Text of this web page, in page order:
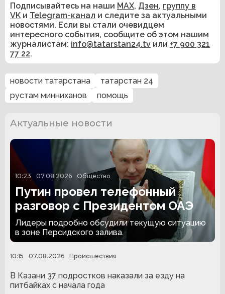
Подписывайтесь на наши MAX, Дзен, группу в
VK и Telegram-канал и следите за актуальными
новостями. Если вы стали очевидцем
интересного события, сообщите об этом нашим
журналистам: info@tatarstan24.tv или +7 900 321
77 22.
новости татарстана
татарстан 24
рустам минниханов
помощь
Актуальные новости
10:23 07.08.2026 Общество
Путин провел телефонный
разговор с Президентом ОАЭ
Лидеры подробно обсудили текущую ситуацию
в зоне Персидского залива.
10:15 07.08.2026 Происшествия
В Казани 37 подростков наказали за езду на
питбайках с начала года